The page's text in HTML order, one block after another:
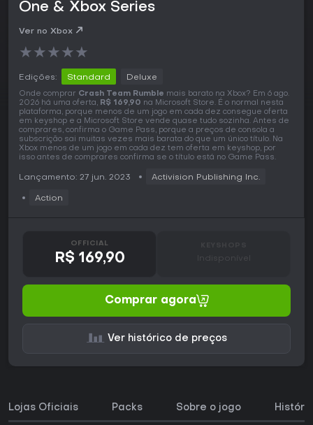
One & Xbox Series
Ver no Xbox
★★★★★
Edições: Standard Deluxe
Onde comprar Crash Team Rumble mais barato na Xbox? Em 6 ago.
2026 há uma oferta, R$ 169,90 na Microsoft Store. É o normal nesta
plataforma, porque menos de um jogo em cada dez consegue oferta
em keyshop e a Microsoft Store vende quase tudo sozinha. Antes de
comprares, confirma o Game Pass, porque a preços de consola a
subscrição sai muitas vezes mais barata do que um único título. Na
Xbox menos de um jogo em cada dez tem oferta em keyshop, por
isso antes de comprares confirma se o título está no Game Pass.
Lançamento: 27 jun. 2023 Activision Publishing Inc.
Action
OFFICIAL
R$ 169,90 Indisponível
Comprar agora
Ver histórico de preços
Lojas Oficiais Packs Sobre o jogo